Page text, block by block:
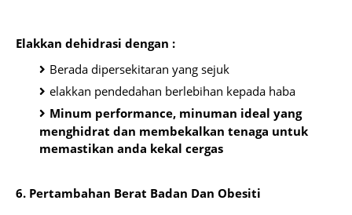
Elakkan dehidrasi dengan :
Berada dipersekitaran yang sejuk
elakkan pendedahan berlebihan kepada haba
Minum performance, minuman ideal yang
menghidrat dan membekalkan tenaga untuk
memastikan anda kekal cergas
6. Pertambahan Berat Badan Dan Obesiti